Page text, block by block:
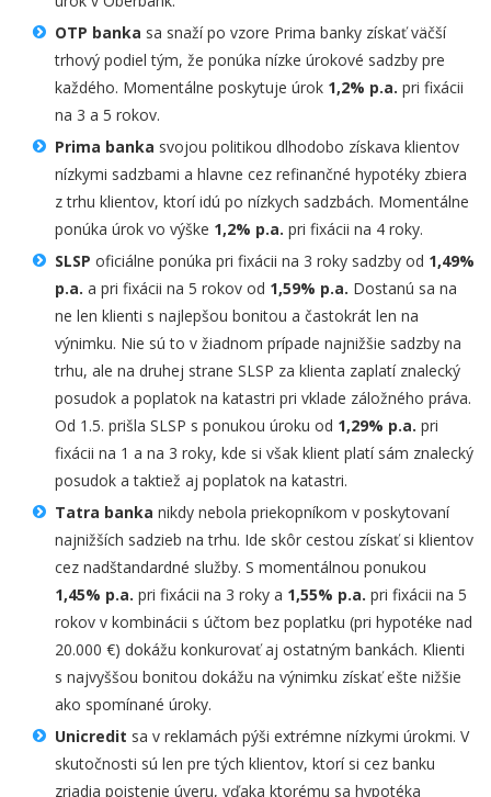
OTP banka sa snaží po vzore Prima banky získať väčší
trhový podiel tým, že ponúka nízke úrokové sadzby pre
každého. Momentálne poskytuje úrok 1,2% p.a. pri fixácii
na 3 a 5 rokov.
Prima banka svojou politikou dlhodobo získava klientov
nízkymi sadzbami a hlavne cez refinančné hypotéky zbiera
z trhu klientov, ktorí idú po nízkych sadzbách. Momentálne
ponúka úrok vo výške 1,2% p.a. pri fixácii na 4 roky.
SLSP oficiálne ponúka pri fixácii na 3 roky sadzby od 1,49%
p.a. a pri fixácii na 5 rokov od 1,59% p.a. Dostanú sa na
ne len klienti s najlepšou bonitou a častokrát len na
výnimku. Nie sú to v žiadnom prípade najnižšie sadzby na
trhu, ale na druhej strane SLSP za klienta zaplatí znalecký
posudok a poplatok na katastri pri vklade záložného práva.
Od 1.5. prišla SLSP s ponukou úroku od 1,29% p.a. pri
fixácii na 1 a na 3 roky, kde si však klient platí sám znalecký
posudok a taktiež aj poplatok na katastri.
Tatra banka nikdy nebola priekopníkom v poskytovaní
najnižších sadzieb na trhu. Ide skôr cestou získať si klientov
cez nadštandardné služby. S momentálnou ponukou
1,45% p.a. pri fixácii na 3 roky a 1,55% p.a. pri fixácii na 5
rokov v kombinácii s účtom bez poplatku (pri hypotéke nad
20.000 €) dokážu konkurovať aj ostatným bankách. Klienti
s najvyššou bonitou dokážu na výnimku získať ešte nižšie
ako spomínané úroky.
Unicredit sa v reklamách pýši extrémne nízkymi úrokmi. V
skutočnosti sú len pre tých klientov, ktorí si cez banku
zriadia poistenie úveru, vďaka ktorému sa hypotéka